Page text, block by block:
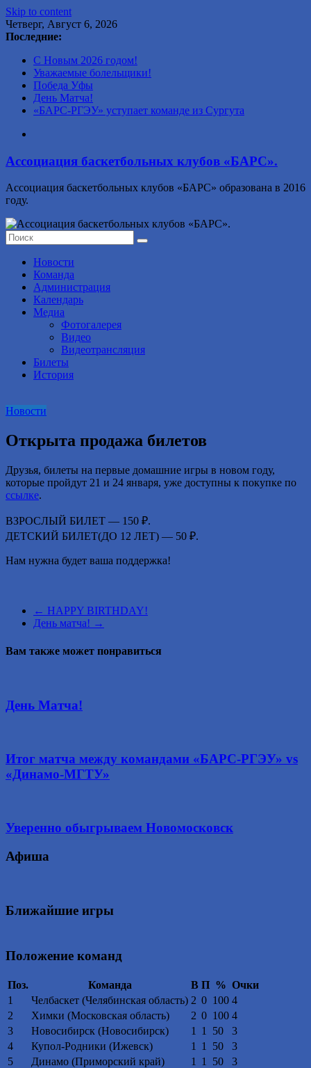
Skip to content
Четверг, Август 6, 2026
Последние:
С Новым 2026 годом!
Уважаемые болельщики!
Победа Уфы
День Матча!
«БАРС-РГЭУ» уступает команде из Сургута
Ассоциация баскетбольных клубов «БАРС».
Ассоциация баскетбольных клубов «БАРС» образована в 2016
году.
Новости
Команда
Администрация
Календарь
Медиа
Фотогалерея
Видео
Видеотрансляция
Билеты
История
Новости
Открыта продажа билетов
Друзья, билеты на первые домашние игры в новом году,
которые пройдут 21 и 24 января, уже доступны к покупке по
ссылке.
ВЗРОСЛЫЙ БИЛЕТ — 150 ₽.
ДЕТСКИЙ БИЛЕТ(ДО 12 ЛЕТ) — 50 ₽.
Нам нужна будет ваша поддержка!
← HAPPY BIRTHDAY!
День матча! →
Вам также может понравиться
День Матча!
Итог матча между командами «БАРС-РГЭУ» vs
«Динамо-МГТУ»
Уверенно обыгрываем Новомосковск
Афиша
Ближайшие игры
Положение команд
Поз. Команда В П % Очки
1
Челбаскет (Челябинская область) 2 0 100 4
2
Химки (Московская область) 2 0 100 4
3
Новосибирск (Новосибирск) 1 1 50
3
4
Купол-Родники (Ижевск) 1 1 50
3
5
Динамо (Приморский край) 1 1 50
3